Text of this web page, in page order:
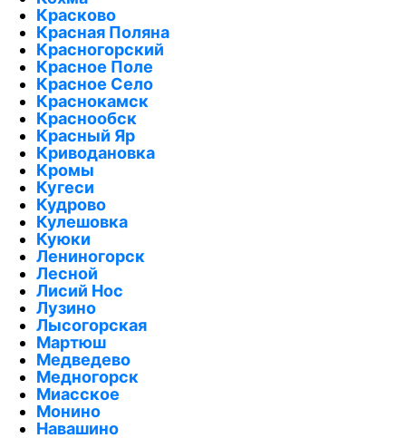
Красково
Красная Поляна
Красногорский
Красное Поле
Красное Село
Краснокамск
Краснообск
Красный Яр
Криводановка
Кромы
Кугеси
Кудрово
Кулешовка
Куюки
Лениногорск
Лесной
Лисий Нос
Лузино
Лысогорская
Мартюш
Медведево
Медногорск
Миасское
Монино
Навашино